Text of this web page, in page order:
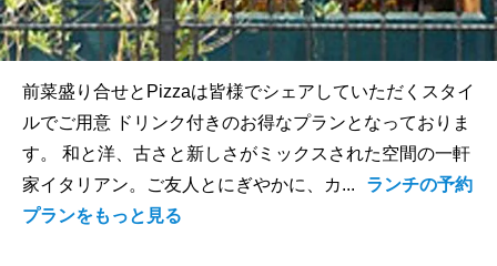
前菜盛り合せとPizzaは皆様でシェアしていただくスタイ
ルでご用意 ドリンク付きのお得なプランとなっておりま
す。 和と洋、古さと新しさがミックスされた空間の一軒
家イタリアン。ご友人とにぎやかに、カ...
ランチの予約
プランをもっと見る